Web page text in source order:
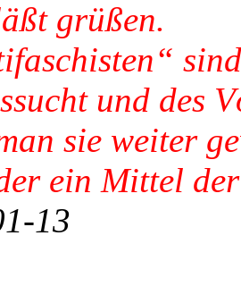
grüßen.
und des
sie weiter
ein Mittel
13